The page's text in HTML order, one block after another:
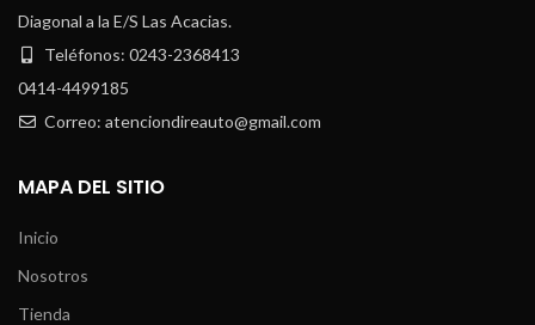
Diagonal a la E/S Las Acacias.
Teléfonos: 0243-2368413
0414-4499185
Correo: atenciondireauto@gmail.com
MAPA DEL SITIO
Inicio
Nosotros
Tienda